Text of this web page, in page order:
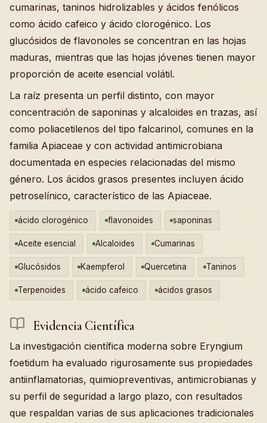
cumarinas, taninos hidrolizables y ácidos fenólicos
como ácido cafeico y ácido clorogénico. Los
glucósidos de flavonoles se concentran en las hojas
maduras, mientras que las hojas jóvenes tienen mayor
proporción de aceite esencial volátil.
La raíz presenta un perfil distinto, con mayor
concentración de saponinas y alcaloides en trazas, así
como poliacetilenos del tipo falcarinol, comunes en la
familia Apiaceae y con actividad antimicrobiana
documentada en especies relacionadas del mismo
género. Los ácidos grasos presentes incluyen ácido
petroselínico, característico de las Apiaceae.
ácido clorogénico flavonoides saponinas
Aceite esencial Alcaloides Cumarinas
Glucósidos Kaempferol Quercetina Taninos
Terpenoides ácido cafeico ácidos grasos
Evidencia Científica
La investigación científica moderna sobre Eryngium
foetidum ha evaluado rigurosamente sus propiedades
antiinflamatorias, quimiopreventivas, antimicrobianas y
su perfil de seguridad a largo plazo, con resultados
que respaldan varias de sus aplicaciones tradicionales